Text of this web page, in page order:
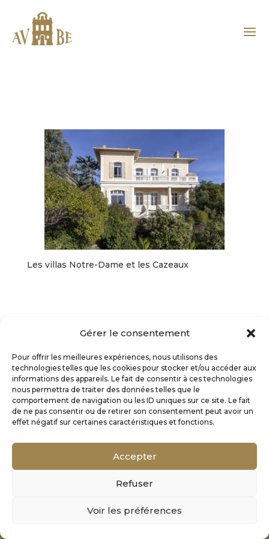
Gérer le consentement
Pour offrir les meilleures expériences, nous utilisons des
technologies telles que les cookies pour stocker et/ou accéder aux
informations des appareils. Le fait de consentir à ces technologies
nous permettra de traiter des données telles que le
comportement de navigation ou les ID uniques sur ce site. Le fait
de ne pas consentir ou de retirer son consentement peut avoir un
effet négatif sur certaines caractéristiques et fonctions.
Accepter
Refuser
Voir les préférences
Les villas Notre-Dame et les Cazeaux
Mentions Légales